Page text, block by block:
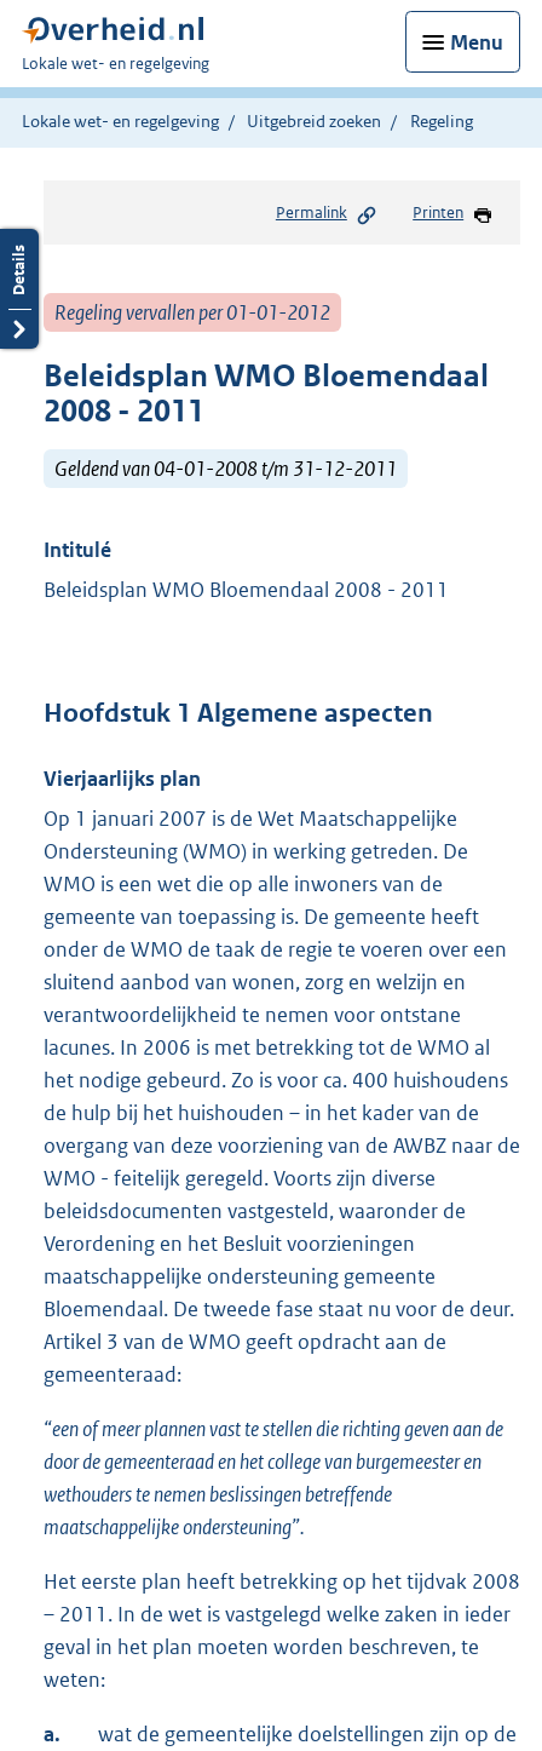
Menu
U
bent
hier:
Lokale wet- en regelgeving
Lokale wet- en regelgeving Uitgebreid zoeken Regeling
Permalink Printen
Regeling vervallen per 01-01-2012
Beleidsplan WMO Bloemendaal
2008 - 2011
Geldend van 04-01-2008 t/m 31-12-2011
Intitulé
Beleidsplan WMO Bloemendaal 2008 - 2011
Hoofdstuk 1 Algemene aspecten
Vierjaarlijks plan
Op 1 januari 2007 is de Wet Maatschappelijke
Ondersteuning (WMO) in werking getreden. De
WMO is een wet die op alle inwoners van de
gemeente van toepassing is. De gemeente heeft
onder de WMO de taak de regie te voeren over een
sluitend aanbod van wonen, zorg en welzijn en
verantwoordelijkheid te nemen voor ontstane
lacunes. In 2006 is met betrekking tot de WMO al
het nodige gebeurd. Zo is voor ca. 400 huishoudens
de hulp bij het huishouden – in het kader van de
overgang van deze voorziening van de AWBZ naar de
WMO - feitelijk geregeld. Voorts zijn diverse
beleidsdocumenten vastgesteld, waaronder de
Verordening en het Besluit voorzieningen
maatschappelijke ondersteuning gemeente
Bloemendaal. De tweede fase staat nu voor de deur.
Artikel 3 van de WMO geeft opdracht aan de
gemeenteraad:
“een of meer plannen vast te stellen die richting geven aan de
door de gemeenteraad en het college van burgemeester en
wethouders te nemen beslissingen betreffende
maatschappelijke ondersteuning”.
Het eerste plan heeft betrekking op het tijdvak 2008
– 2011. In de wet is vastgelegd welke zaken in ieder
geval in het plan moeten worden beschreven, te
weten:
a.
wat de gemeentelijke doelstellingen zijn op de